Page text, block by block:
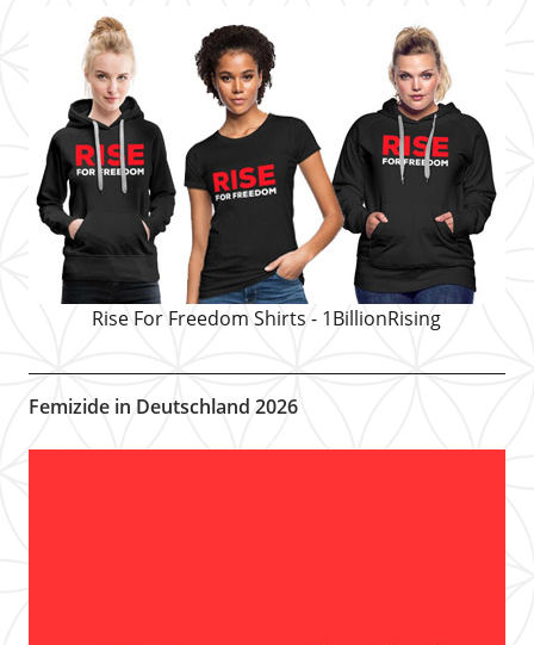
Rise For Freedom Shirts - 1BillionRising
Femizide in Deutschland 2026